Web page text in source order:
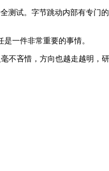
试。字节跳动内部有专门
一件非常重要的事情。
吝惜，方向也越走越明，研